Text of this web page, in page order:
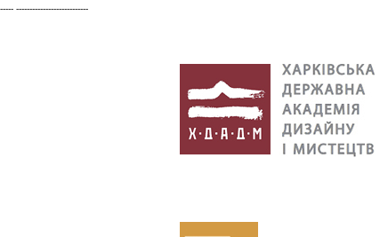
----- ---------------------------